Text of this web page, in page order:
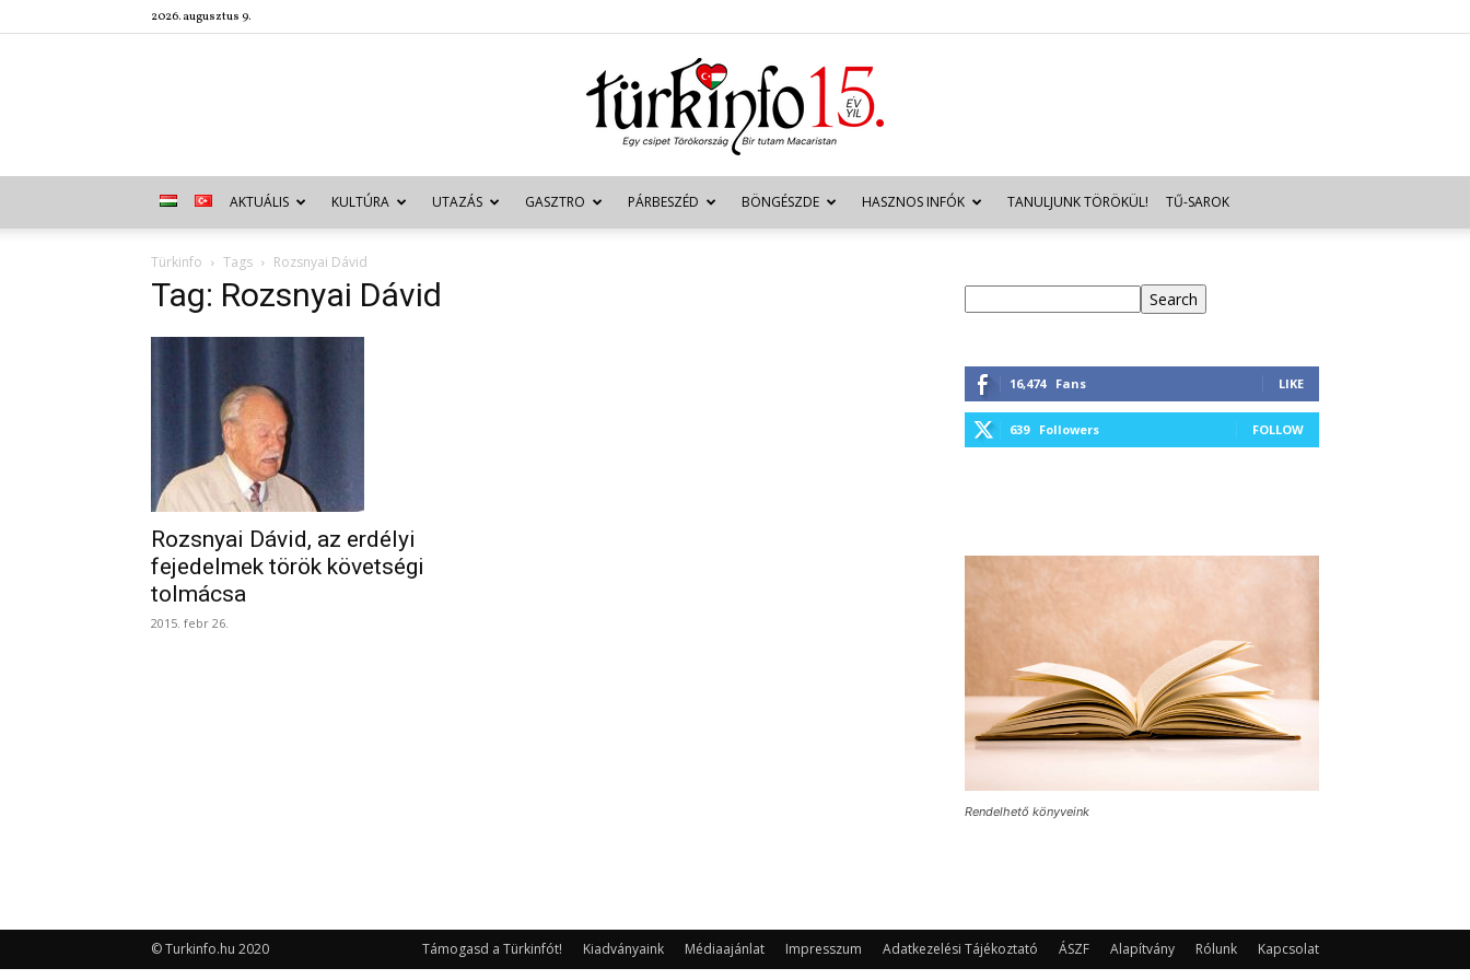
2026. augusztus 9.
Türkinfo
AKTUÁLIS KULTÚRA UTAZÁS GASZTRO PÁRBESZÉD BÖNGÉSZDE HASZNOS INFÓK TANULJUNK TÖRÖKÜL! TŰ-SAROK
Türkinfo Tags Rozsnyai Dávid
Tag: Rozsnyai Dávid
Rozsnyai Dávid, az erdélyi
fejedelmek török követségi
tolmácsa
2015. febr 26.
Search
16,474 Fans LIKE
639 Followers FOLLOW
Rendelhető könyveink
Támogasd a Türkinfót! Kiadványaink Médiaajánlat Impresszum Adatkezelési Tájékoztató ÁSZF Alapítvány Rólunk Kapcsolat
© Turkinfo.hu 2020